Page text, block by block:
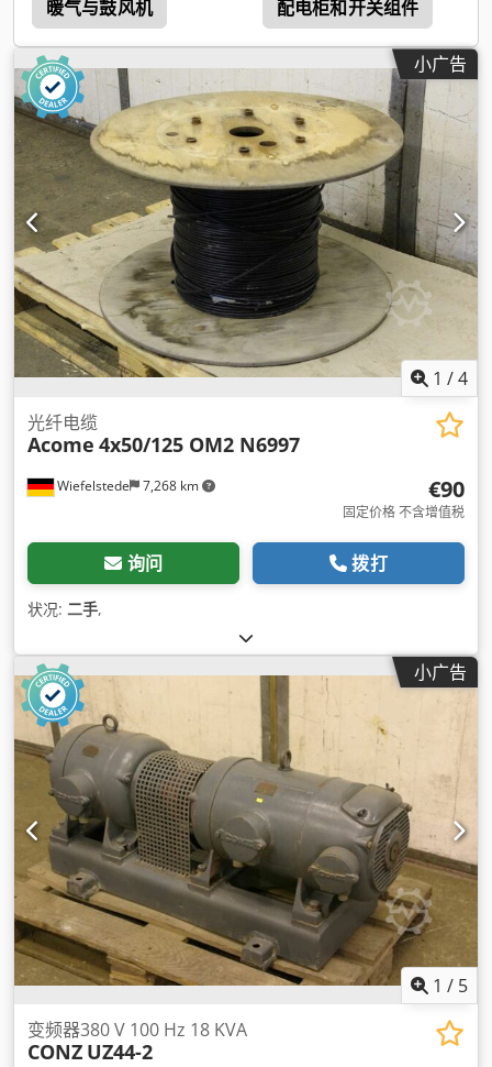
暖气与鼓风机 配电柜和开关组件
小广告
1 /4
Wiefelstede 7,268 km
光纤电缆
Acome 4x50/125 OM2 N6997
€90
固定价格 不含增值税
询问 拨打
状况: 二手,
小广告
1 / 5
变频器380 V 100 Hz 18 KVA
CONZ UZ44-2